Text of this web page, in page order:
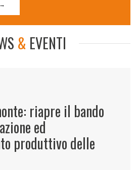
& EVENTI
riapre il bando
ed
produttivo delle